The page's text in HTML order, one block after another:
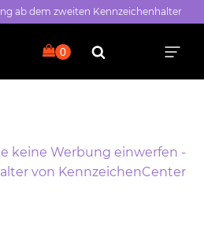
ab dem zweiten Kennzeichenhalter